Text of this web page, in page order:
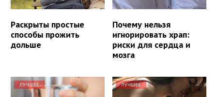
Раскрыты простые
способы прожить
дольше
Почему нельзя
игнорировать храп:
риски для сердца и
мозга
ЛУЧШЕЕ ЛУЧШЕЕ